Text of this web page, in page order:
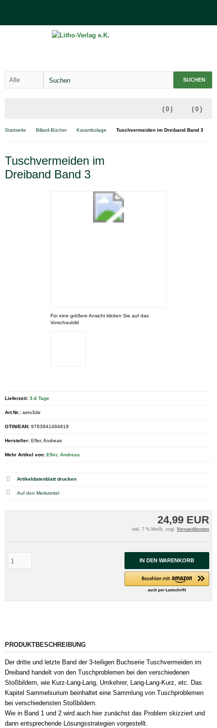
SUCHEN
( 0 )
( 0 )
Startseite Billard-Bücher Karambolage Tuschvermeiden im Dreiband Band 3
Tuschvermeiden im
Dreiband Band 3
Für eine größere Ansicht klicken Sie auf das
Vorschaubild
24,99 EUR
inkl. 7 % MwSt. zzgl. Versandkosten
IN DEN WARENKORB
Lieferzeit: 3-4 Tage
Art.Nr.: aetv3de
GTIN/EAN: 9783941484818
Hersteller: Efler, Andreas
Mehr Artikel von: Efler, Andreas
Artikeldatenblatt drucken
PRODUKTBESCHREIBUNG
Der dritte und letzte Band der 3-teiligen Buchserie Tuschvermeiden im
Dreiband handelt von den Tuschproblemen bei den verschiedenen
Stoßbildern, wie Kurz-Lang-Lang, Umkehrer, Lang-Lang-Kurz, etc. Das
Kapitel Sammelsurium beinhaltet eine Sammlung von Tuschproblemen
bei verschiedensten Stoßbildern.
Wie in Band 1 und 2 wird auch hier zunächst das Problem skizziert und
dann entsprechende Lösungsstrategien vorgestellt.